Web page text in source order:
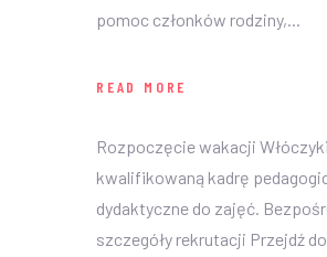
pomoc członków rodziny,...
READ MORE
Rozpoczęcie wakacji
kwalifikowaną kadrę
dydaktyczne do zajęć.
szczegóły rekrutacji Przejdź